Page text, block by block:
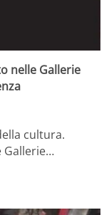
nelle Gallerie
cultura.
Gallerie…